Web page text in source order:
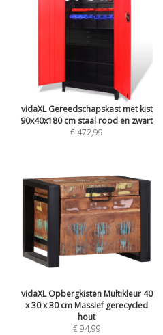
vidaXL Gereedschapskast met kist
90x40x180 cm staal rood en zwart
€ 472,99
vidaXL Opbergkisten Multikleur 40
x 30 x 30 cm Massief gerecycled
hout
€ 94,99